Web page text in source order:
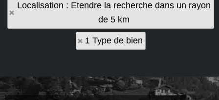
Localisation : Etendre la recherche dans un rayon
de 5 km
1 Type de bien